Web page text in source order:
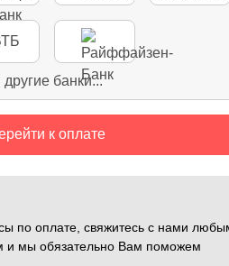
другие банки...
к оплате
по оплате, свяжитесь с нами
и мы обязательно Вам поможем